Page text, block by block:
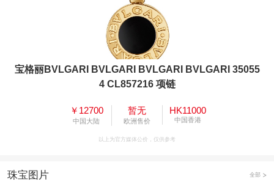
宝格丽BVLGARI BVLGARI BVLGARI BVLGARI 35055
4 CL857216 项链
￥12700
中国大陆
暂无
欧洲售价
HK11000
中国香港
以上为官方媒体公价，仅供参考
珠宝图片 全部